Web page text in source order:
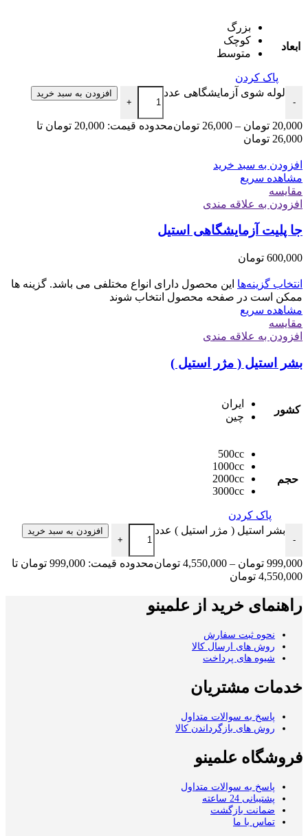
ابعاد
بزرگ
کوچک
متوسط
پاک کردن
-
لوله شوی آزمایشگاهی عدد
+
افزودن به سبد خرید
20,000 تومان –
26,000 تومان
محدوده قیمت: 20,000 تومان تا
26,000 تومان
افزودن به سبد خرید
مشاهده سریع
مقایسه
افزودن به علاقه مندی
جا پلیت آزمایشگاهی استیل
600,000 تومان
انتخاب گزینه‌ها این محصول دارای انواع مختلفی می باشد. گزینه ها
ممکن است در صفحه محصول انتخاب شوند
مشاهده سریع
مقایسه
افزودن به علاقه مندی
بشر استیل ( مژر استیل )
کشور
ایران
چین
حجم
500cc
1000cc
2000cc
3000cc
پاک کردن
-
بشر استیل ( مژر استیل ) عدد
+
افزودن به سبد خرید
999,000 تومان –
4,550,000 تومان
محدوده قیمت: 999,000 تومان تا
4,550,000 تومان
راهنمای خرید از علمینو
نحوه ثبت سفارش
روش های ارسال کالا
شیوه های پرداخت
خدمات مشتریان
پاسخ به سوالات متداول
روش های بازگرداندن کالا
فروشگاه علمینو
پاسخ به سوالات متداول
پشتیبانی 24 ساعته
ضمانت بازگشت
تماس با ما